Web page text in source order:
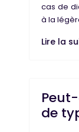
cas de
à la
Lire la
de